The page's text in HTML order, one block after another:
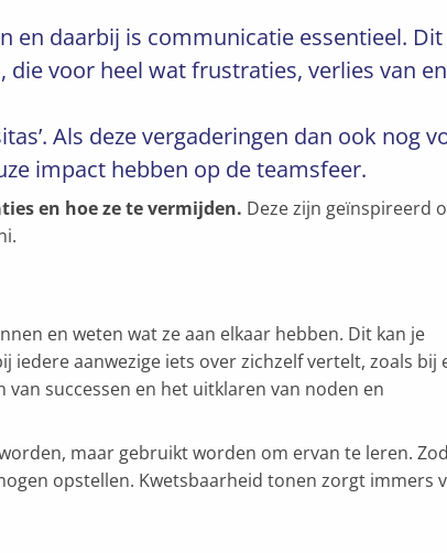
en daarbij is communicatie essentieel. Dit
voor heel wat frustraties, verlies van
Als deze vergaderingen dan ook nog
impact hebben op de teamsfeer.
en hoe ze te vermijden. Deze zijn geïnspireerd
en weten wat ze aan elkaar hebben. Dit kan je
aanwezige iets over zichzelf vertelt, zoals bij
successen en het uitklaren van noden en
maar gebruikt worden om ervan te leren.
opstellen. Kwetsbaarheid tonen zorgt immers